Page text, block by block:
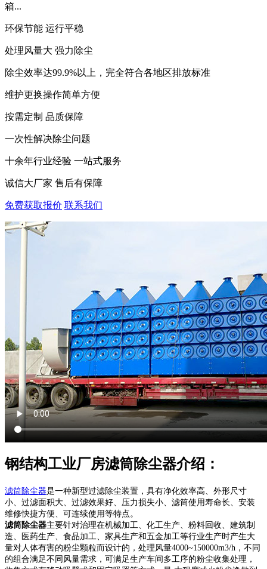
箱...
环保节能 运行平稳
处理风量大 强力除尘
除尘效率达99.9%以上，完全符合各地区排放标准
维护更换操作简单方便
按需定制 品质保障
一次性解决除尘问题
十余年行业经验 一站式服务
诚信大厂家 售后有保障
免费获取报价 联系我们
钢结构工业厂房滤筒除尘器介绍：
滤筒除尘器是一种新型过滤除尘装置，具有净化效率高、外形尺寸
小、过滤面积大、过滤效果好、压力损失小、滤筒使用寿命长、安装
维修快捷方便、可连续使用等特点。
滤筒除尘器主要针对治理在机械加工、化工生产、粉料回收、建筑制
造、医药生产、食品加工、家具生产和五金加工等行业生产时产生大
量对人体有害的粉尘颗粒而设计的，处理风量4000~150000m3/h，不同
的组合满足不同风量需求，可满足生产车间多工序的粉尘收集处理，